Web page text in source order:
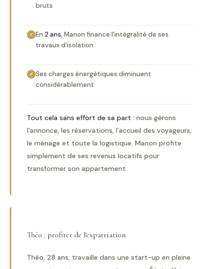
bruts
✓ En 2 ans, Manon finance l'intégralité de ses
travaux d'isolation
✓ Ses charges énergétiques diminuent
considérablement
Tout cela sans effort de sa part : nous gérons
l'annonce, les réservations, l'accueil des voyageurs,
le ménage et toute la logistique. Manon profite
simplement de ses revenus locatifs pour
transformer son appartement.
Théo : profiter de l'expatriation
Théo, 28 ans, travaille dans une start-up en pleine